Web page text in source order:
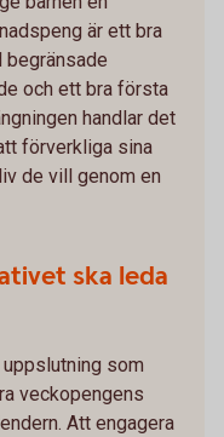
är ett bra
begränsade
och ett bra första
handlar det
förverkliga sina
de vill genom en
ska leda
som
veckopengens
Att engagera